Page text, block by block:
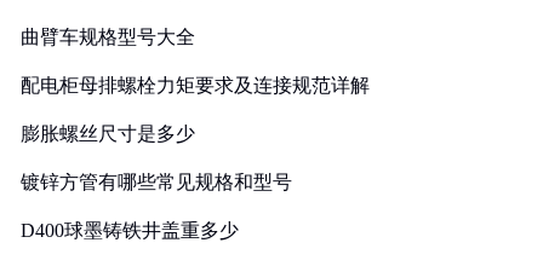
曲臂车规格型号大全
配电柜母排螺栓力矩要求及连接规范详解
膨胀螺丝尺寸是多少
镀锌方管有哪些常见规格和型号
D400球墨铸铁井盖重多少